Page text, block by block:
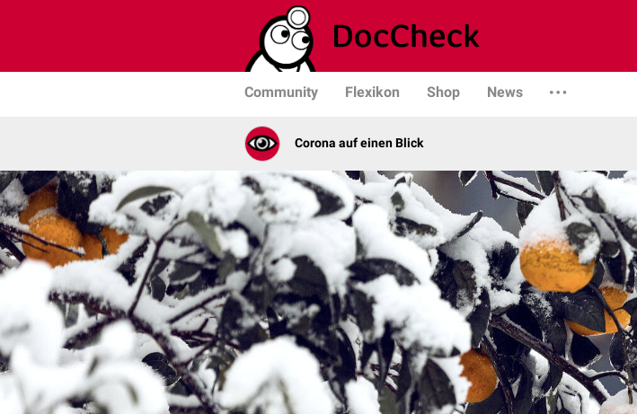
Community Flexikon Shop News
Corona auf einen Blick